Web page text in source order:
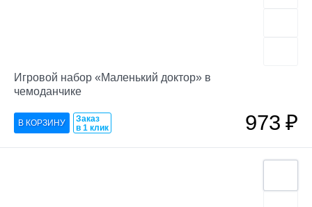
Игровой набор «Маленький доктор» в
чемоданчике
Заказ
в 1 клик
973₽